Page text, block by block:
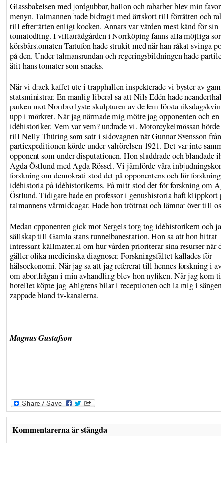
Glassbakelsen med jordgubbar, hallon och rabarber blev min
menyn. Talmannen hade bidragit med ärtskott till förrätten och
till efterrätten enligt kocken. Annars var värden mest känd för sin
tomatodling. I villaträdgården i Norrköping fanns alla möjliga
körsbärstomaten Tartufon hade strukit med när han råkat svinga
på den. Under talmansrundan och regeringsbildningen hade
ätit hans tomater som snacks.
När vi drack kaffet ute i trapphallen inspekterade vi byster av
statsministrar. En manlig liberal sa att Nils Edén hade
parken mot Norrbro lyste skulpturen av de fem första
upp i mörkret. När jag närmade mig mötte jag opponenten och en
idéhistoriker. Vem var vem? undrade vi. Motorcykelmössan hörde
till Nelly Thüring som satt i sidovagnen när Gunnar Svensson från
partiexpeditionen körde under valrörelsen 1921. Det var inte
opponent som under disputationen. Hon sluddrade och blandade
Agda Östlund med Agda Rössel. Vi jämförde våra
forskning om demokrati stod det på opponentens och för
idéhistoria på idéhistorikerns. På mitt stod det för forskning om
Östlund. Tidigare hade en professor i genushistoria haft klippkort
talmannens vårmiddagar. Hade hon tröttnat och lämnat över till
Medan opponenten gick mot Sergels torg tog idéhistorikern och
sällskap till Gamla stans tunnelbanestation. Hon sa att hon hittat
intressant källmaterial om hur vården prioriterar sina resurser när
gäller olika medicinska diagnoser. Forskningsfältet kallades för
hälsoekonomi. När jag sa att jag refererat till hennes forskning i
om abortfrågan i min avhandling blev hon nyfiken. När jag kom
hotellet köpte jag Ahlgrens bilar i receptionen och la mig i
zappade bland tv-kanalerna.
—
Magnus Gustafson
Kommentarerna är stängda